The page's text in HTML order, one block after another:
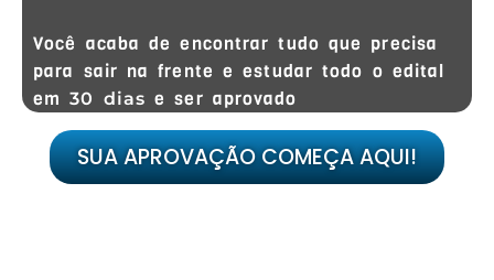
Você acaba de encontrar tudo que precisa
para sair na frente e estudar todo o edital
em 30 dias e ser aprovado
SUA APROVAÇÃO COMEÇA AQUI!